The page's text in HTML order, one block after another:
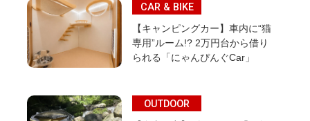
CAR & BIKE
【キャンピングカー】車内に“猫
専用”ルーム!? 2万円台から借り
られる「にゃんぴんぐCar」
OUTDOOR